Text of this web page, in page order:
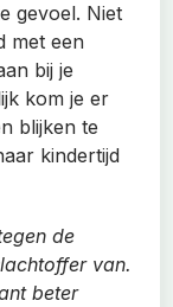
gevoel. Niet
met een
bij je
kom je er
blijken te
kindertijd
de
van.
beter